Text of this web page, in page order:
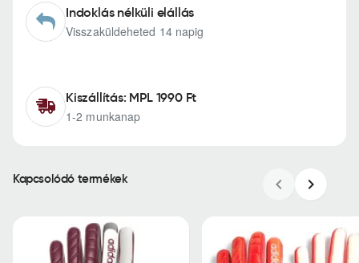
Indoklás nélküli elállás
Visszaküldeheted 14 napig
Kiszállítás: MPL 1990 Ft
1-2 munkanap
Kapcsolódó termékek